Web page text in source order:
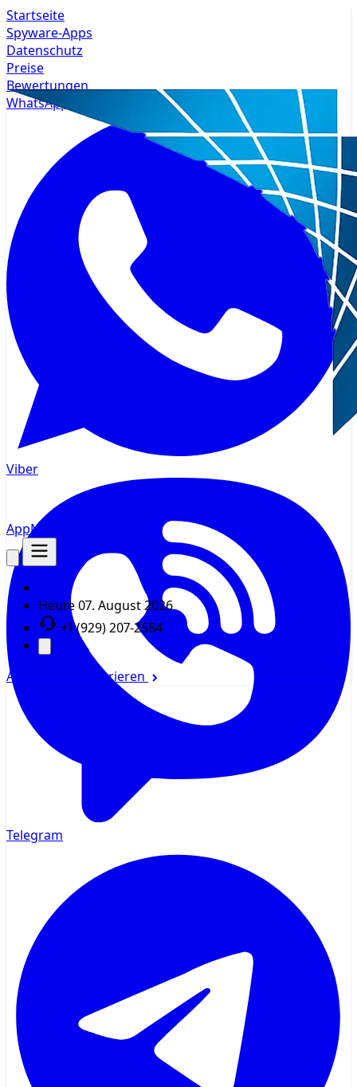
AppMsr
Heute07. August 2026
+1 (929) 207-2584
Anmelden Registrieren
Startseite
Spyware-Apps
Datenschutz
Preise
Bewertungen
WhatsApp
Viber
Telegram